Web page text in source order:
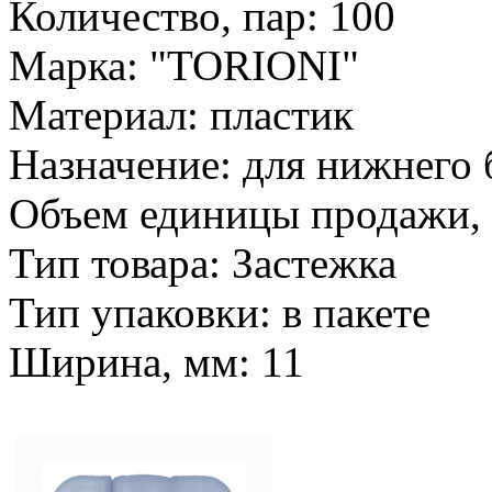
Количество, пар: 100
Марка: "TORIONI"
Материал: пластик
Назначение: для нижнего
Объем единицы продажи,
Тип товара: Застежка
Тип упаковки: в пакете
Ширина, мм: 11